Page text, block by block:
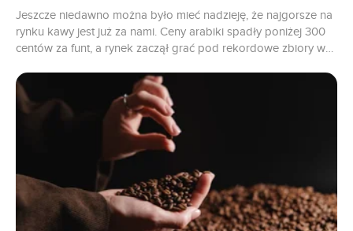
Jeszcze niedawno można było mieć nadzieję, że najgorsze na
rynku kawy jest już za nami. Ceny arabiki spadły poniżej 300
centów za funt, a rynek zaczął grać pod rekordowe zbiory w
także do sklepów i kawiarni. Ten scenariusz właśnie mocno się
komplikuje. W poniedziałek 6...